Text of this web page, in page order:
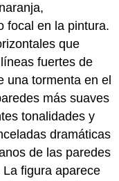
focal en la pintura.
que
fuertes de
una tormenta en el
más suaves
tonalidades y
dramáticas
de las paredes
figura aparece